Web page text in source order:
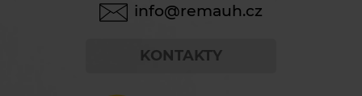
info@remauh.cz
KONTAKTY